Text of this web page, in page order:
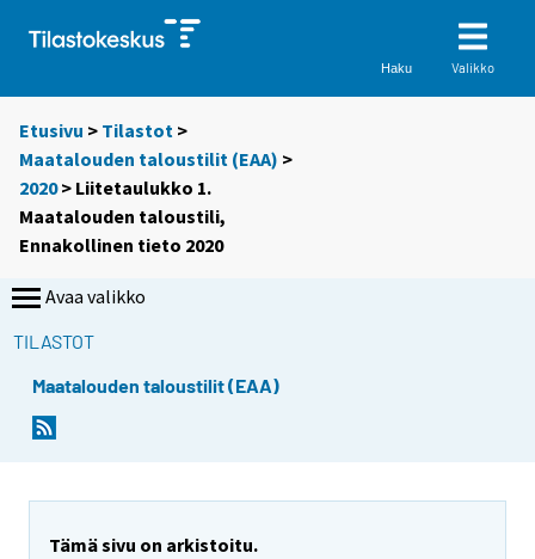
Haku Valikko
Etusivu > Tilastot >
Maatalouden taloustilit (EAA) >
2020> Liitetaulukko 1.
Maatalouden taloustili,
Ennakollinen tieto 2020
Avaa valikko
TILASTOT
Maatalouden taloustilit (EAA)
Tämä sivu on arkistoitu.